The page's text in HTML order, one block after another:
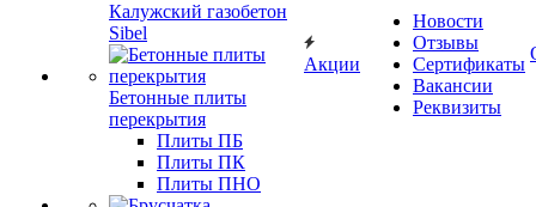
Калужский газобетон
Sibel
Бетонные плиты
перекрытия
Плиты ПБ
Плиты ПК
Плиты ПНО
Акции
Новости
Отзывы
Сертификаты
Вакансии
Реквизиты